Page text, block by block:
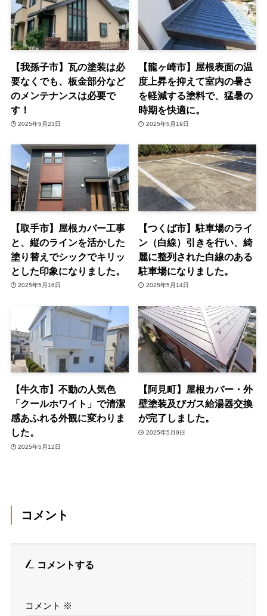
【我孫子市】瓦の塗装は必
要なくでも、板金部分など
のメンテナンスは必要で
す！
2025年5月23日
【龍ヶ崎市】屋根表面の温
度上昇を抑えて室内の暑さ
を軽減する塗料で、猛暑の
時期を快適に。
2025年5月19日
【取手市】屋根カバー工事
と、縦のラインを活かした
塗り替えでシックでキリッ
とした印象になりました。
2025年5月16日
【つくば市】駐車場のライ
ン（白線）引きを行い、綺
麗に整列された白線のある
駐車場になりました。
2025年5月14日
【牛久市】不動の人気色
「クールホワイト」で清潔
感あふれる外観に変わりま
した。
2025年5月12日
【阿見町】屋根カバー・外
壁塗装及びガス給湯器交換
が完了しました。
2025年5月9日
コメント
コメントする
コメント ※